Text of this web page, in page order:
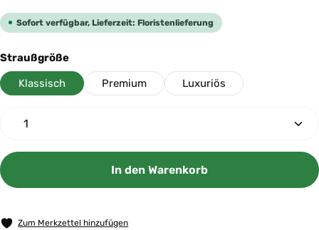
Sofort verfügbar, Lieferzeit: Floristenlieferung
Straußgrößeauswählen
Klassisch Premium Luxuriös
In den Warenkorb
Zum Merkzettel hinzufügen